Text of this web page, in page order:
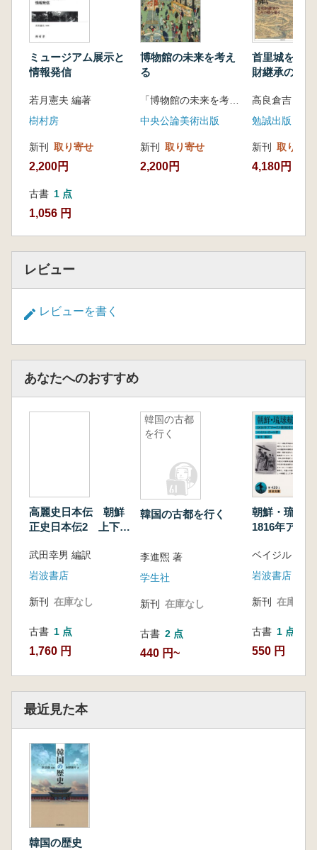
ミュージアム展示と
情報発信
若月憲夫 編著
樹村房
新刊 取り寄せ
2,200円
古書 1 点
1,056 円
博物館の未来を考え
る
「博物館の未来を考える」刊行会 編集
中央公論美術出版
新刊 取り寄せ
2,200円
首里城を解
財継承のた
高良倉吉 監修
勉誠出版
新刊 取り寄せ
4,180円
レビュー
レビューを書く
あなたへのおすすめ
高麗史日本伝 朝鮮
正史日本伝2 上下
武田幸男 編訳
岩波書店
新刊 在庫なし
古書 1 点
1,760 円
韓国の古都
を行く
韓国の古都を行く
李進煕 著
学生社
新刊 在庫なし
古書 2 点
440 円~
朝鮮・琉球
1816年アマ
岩波書店
新刊 在庫なし
古書 1 点
550 円
最近見た本
韓国の歴史